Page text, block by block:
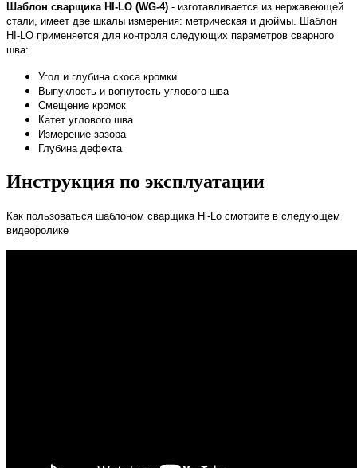
Шаблон сварщика HI-LO (WG-4) - изготавливается из нержавеющей
стали, имеет две шкалы измерения: метрическая и дюймы. Шаблон
HI-LO применяется для контроля следующих параметров сварного
шва:
Угол и глубина скоса кромки
Выпуклость и вогнутость углового шва
Смещение кромок
Катет углового шва
Измерение зазора
Глубина дефекта
Инструкция по эксплуатации
Как пользоваться шаблоном сварщика Hi-Lo смотрите в следующем
видеоролике